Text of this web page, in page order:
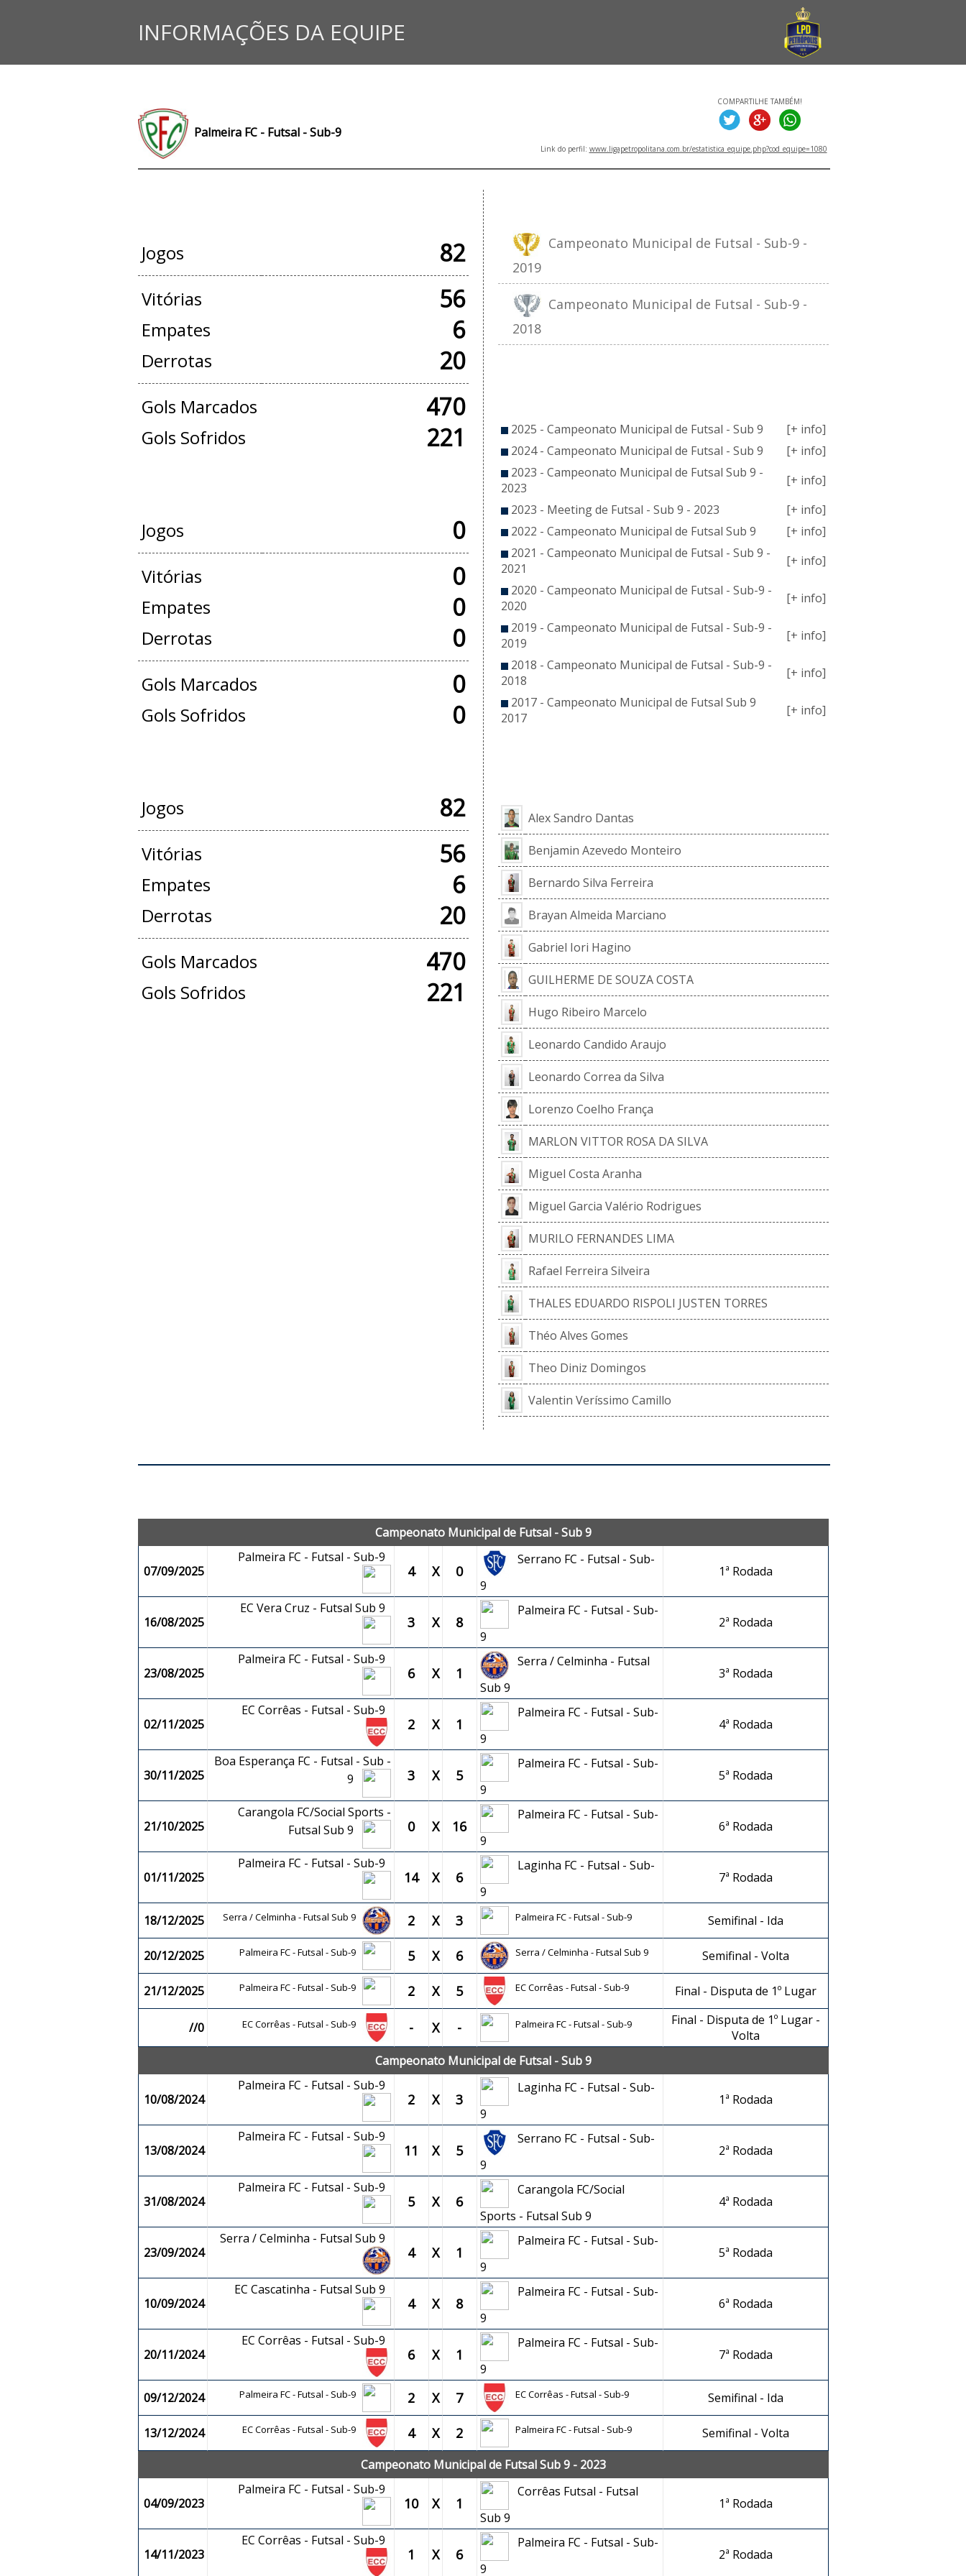
INFORMAÇÕES DA EQUIPE
Palmeira FC - Futsal - Sub-9
COMPARTILHE TAMBÉM!
Link do perfil: www.ligapetropolitana.com.br/estatistica_equipe.php?cod_equipe=1080
Jogos 82
Vitórias 56
Empates 6
Derrotas 20
Gols Marcados 470
Gols Sofridos 221
Jogos 0
Vitórias 0
Empates 0
Derrotas 0
Gols Marcados 0
Gols Sofridos 0
Jogos 82
Vitórias 56
Empates 6
Derrotas 20
Gols Marcados 470
Gols Sofridos 221
Campeonato Municipal de Futsal - Sub-9 -
2019
Campeonato Municipal de Futsal - Sub-9 -
2018
2025 - Campeonato Municipal de Futsal - Sub 9
[+ info]
2024 - Campeonato Municipal de Futsal - Sub 9
[+ info]
2023 - Campeonato Municipal de Futsal Sub 9 -
2023
[+ info]
2023 - Meeting de Futsal - Sub 9 - 2023
[+ info]
2022 - Campeonato Municipal de Futsal Sub 9
[+ info]
2021 - Campeonato Municipal de Futsal - Sub 9 -
2021
[+ info]
2020 - Campeonato Municipal de Futsal - Sub-9 -
2020
[+ info]
2019 - Campeonato Municipal de Futsal - Sub-9 -
2019
[+ info]
2018 - Campeonato Municipal de Futsal - Sub-9 -
2018
[+ info]
2017 - Campeonato Municipal de Futsal Sub 9
2017
[+ info]
Alex Sandro Dantas
Benjamin Azevedo Monteiro
Bernardo Silva Ferreira
Brayan Almeida Marciano
Gabriel Iori Hagino
GUILHERME DE SOUZA COSTA
Hugo Ribeiro Marcelo
Leonardo Candido Araujo
Leonardo Correa da Silva
Lorenzo Coelho França
MARLON VITTOR ROSA DA SILVA
Miguel Costa Aranha
Miguel Garcia Valério Rodrigues
MURILO FERNANDES LIMA
Rafael Ferreira Silveira
THALES EDUARDO RISPOLI JUSTEN TORRES
Théo Alves Gomes
Theo Diniz Domingos
Valentin Veríssimo Camillo
Campeonato Municipal de Futsal - Sub 9
07/09/2025
Palmeira FC - Futsal - Sub-9
4 X 0
Serrano FC - Futsal - Sub-
9
1ª Rodada
16/08/2025
EC Vera Cruz - Futsal Sub 9
3 X 8
Palmeira FC - Futsal - Sub-
9
2ª Rodada
23/08/2025
Palmeira FC - Futsal - Sub-9
6 X 1
Serra / Celminha - Futsal
Sub 9
3ª Rodada
02/11/2025
EC Corrêas - Futsal - Sub-9
2 X 1
Palmeira FC - Futsal - Sub-
9
4ª Rodada
30/11/2025
Boa Esperança FC - Futsal - Sub -
9
3 X 5
Palmeira FC - Futsal - Sub-
9
5ª Rodada
21/10/2025
Carangola FC/Social Sports -
Futsal Sub 9
0 X 16
Palmeira FC - Futsal - Sub-
9
6ª Rodada
01/11/2025
Palmeira FC - Futsal - Sub-9
14 X 6
Laginha FC - Futsal - Sub-
9
7ª Rodada
18/12/2025 Serra / Celminha - Futsal Sub 9 2 X 3 Palmeira FC - Futsal - Sub-9 Semifinal - Ida
20/12/2025 Palmeira FC - Futsal - Sub-9 5 X 6 Serra / Celminha - Futsal Sub 9 Semifinal - Volta
21/12/2025 Palmeira FC - Futsal - Sub-9 2 X 5 EC Corrêas - Futsal - Sub-9 Final - Disputa de 1º Lugar
//0 EC Corrêas - Futsal - Sub-9 - X - Palmeira FC - Futsal - Sub-9
Final - Disputa de 1º Lugar -
Volta
Campeonato Municipal de Futsal - Sub 9
10/08/2024
Palmeira FC - Futsal - Sub-9
2 X 3
Laginha FC - Futsal - Sub-
9
1ª Rodada
13/08/2024
Palmeira FC - Futsal - Sub-9
11 X 5
Serrano FC - Futsal - Sub-
9
2ª Rodada
31/08/2024
Palmeira FC - Futsal - Sub-9
5 X 6
Carangola FC/Social
Sports - Futsal Sub 9
4ª Rodada
23/09/2024
Serra / Celminha - Futsal Sub 9
4 X 1
Palmeira FC - Futsal - Sub-
9
5ª Rodada
10/09/2024
EC Cascatinha - Futsal Sub 9
4 X 8
Palmeira FC - Futsal - Sub-
9
6ª Rodada
20/11/2024
EC Corrêas - Futsal - Sub-9
6 X 1
Palmeira FC - Futsal - Sub-
9
7ª Rodada
09/12/2024 Palmeira FC - Futsal - Sub-9 2 X 7 EC Corrêas - Futsal - Sub-9 Semifinal - Ida
13/12/2024 EC Corrêas - Futsal - Sub-9 4 X 2 Palmeira FC - Futsal - Sub-9
Semifinal - Volta
Campeonato Municipal de Futsal Sub 9 - 2023
04/09/2023
Palmeira FC - Futsal - Sub-9
10 X 1
Corrêas Futsal - Futsal
Sub 9
1ª Rodada
14/11/2023
EC Corrêas - Futsal - Sub-9
1 X 6
Palmeira FC - Futsal - Sub-
9
2ª Rodada